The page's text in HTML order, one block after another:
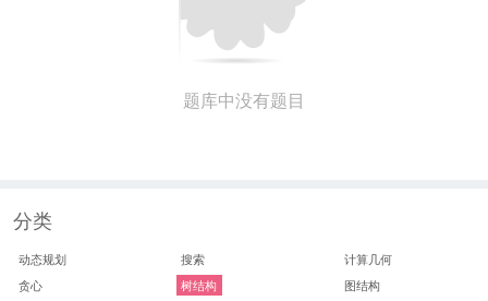
题库中没有题目
分类
动态规划 搜索
计算几何
贪心
树结构
图结构